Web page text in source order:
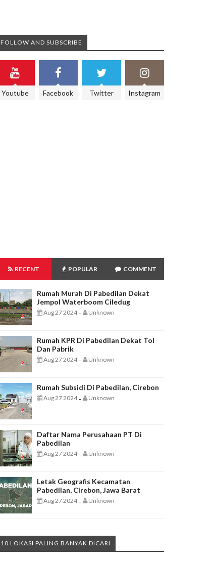
FOLLOW AND SUBSCRIBE
Youtube Facebook Twitter Instagram
RECENT POPULAR COMMENT
Rumah Murah Di Pabedilan Dekat
Jempol Waterboom Ciledug
Aug 27 2024 - Unknown
Rumah KPR Di Pabedilan Dekat Tol
Dan Pabrik
Aug 27 2024 - Unknown
Rumah Subsidi Di Pabedilan, Cirebon
Aug 27 2024 - Unknown
Daftar Nama Perusahaan PT Di
Pabedilan
Aug 27 2024 - Unknown
Letak Geografis Kecamatan
Pabedilan, Cirebon, Jawa Barat
Aug 27 2024 - Unknown
10 LOKASI PALING BANYAK DICARI